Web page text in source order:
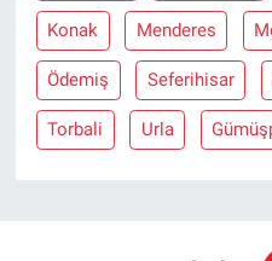
Konak Menderes
Ödemiş Seferihisar
Torbali Urla